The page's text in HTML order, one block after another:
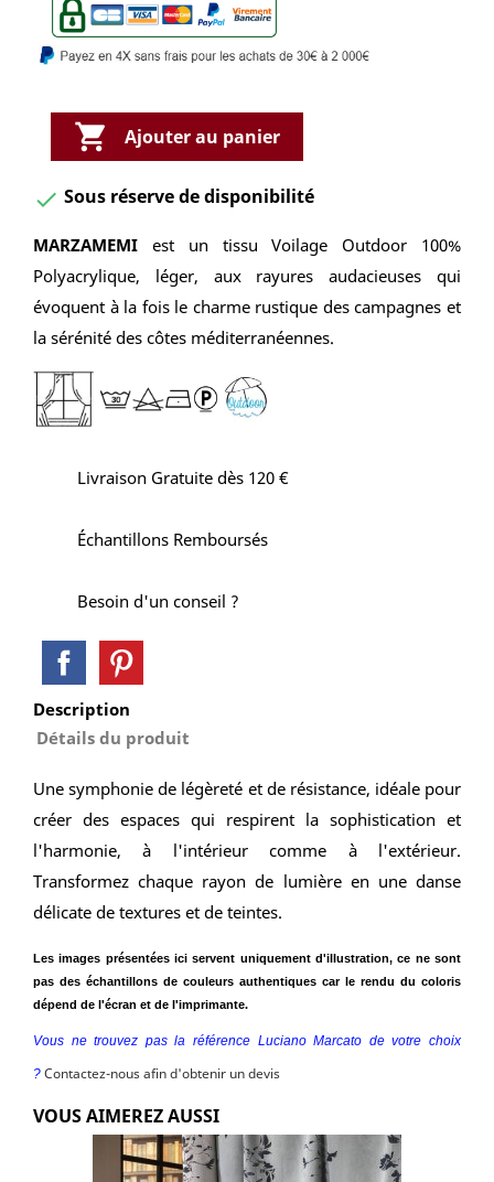
 Ajouter au panier
 Sous réserve de disponibilité
MARZAMEMI est un tissu Voilage Outdoor 100%
Polyacrylique, léger, aux rayures audacieuses qui
évoquent à la fois le charme rustique des campagnes et
la sérénité des côtes méditerranéennes.
Livraison Gratuite dès 120 €
Échantillons Remboursés
Besoin d'un conseil ?
Description
Détails du produit
Une symphonie de légèreté et de résistance, idéale pour
créer des espaces qui respirent la sophistication et
l'harmonie, à l'intérieur comme à l'extérieur.
Transformez chaque rayon de lumière en une danse
délicate de textures et de teintes.
Les images présentées ici servent uniquement d'illustration, ce ne sont
pas des échantillons de couleurs authentiques car le rendu du coloris
dépend de l'écran et de l'imprimante.
Vous ne trouvez pas la référence Luciano Marcato de votre choix
? Contactez-nous afin d'obtenir un devis
VOUS AIMEREZ AUSSI